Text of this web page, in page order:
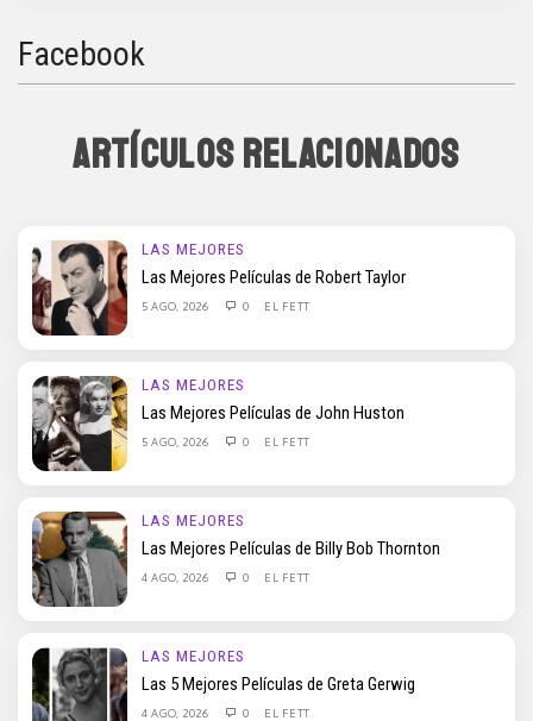
Facebook
ARTÍCULOS RELACIONADOS
LAS MEJORES
Las Mejores Películas de Robert Taylor
5 AGO, 2026 0 EL FETT
LAS MEJORES
Las Mejores Películas de John Huston
5 AGO, 2026 0 EL FETT
LAS MEJORES
Las Mejores Películas de Billy Bob Thornton
4 AGO, 2026 0 EL FETT
LAS MEJORES
Las 5 Mejores Películas de Greta Gerwig
4 AGO, 2026 0 EL FETT